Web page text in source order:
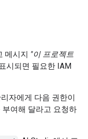
메시지 "이 프로젝트
시되면 필요한 IAM
자에게 다음 권한이
여해 달라고 요청하